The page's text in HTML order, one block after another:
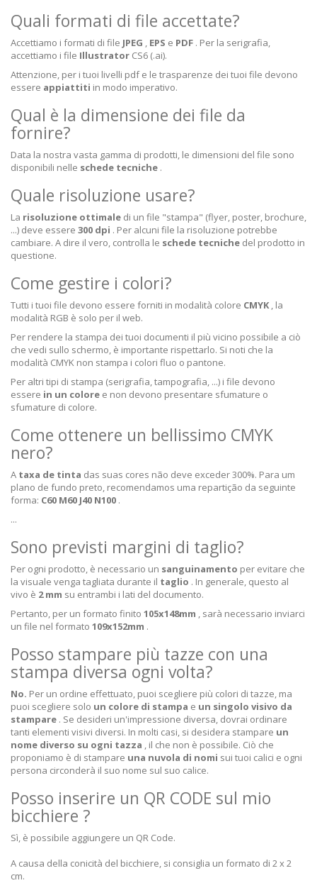
Quali formati di file accettate?
Accettiamo i formati di file JPEG EPS e PDF . Per la serigrafia,
accettiamo i file Illustrator CS6 (.ai).
Attenzione, per i tuoi livelli pdf e le trasparenze dei tuoi file devono
essere appiattiti in modo imperativo.
Qual è la dimensione dei file da
fornire?
Data la nostra vasta gamma di prodotti, le dimensioni del file sono
disponibili nelle schede tecniche .
Quale risoluzione usare?
La risoluzione ottimale di un file "stampa" (flyer, poster, brochure,
...) deve essere 300 dpi . Per alcuni file la risoluzione potrebbe
cambiare. A dire il vero, controlla le schede tecniche del prodotto in
questione.
Come gestire i colori?
Tutti i tuoi file devono essere forniti in modalità colore CMYK , la
modalità RGB è solo per il web.
Per rendere la stampa dei tuoi documenti il più vicino possibile a ciò
che vedi sullo schermo, è importante rispettarlo. Si noti che la
modalità CMYK non stampa i colori fluo o pantone.
Per altri tipi di stampa (serigrafia, tampografia, ...) i file devono
essere in un colore e non devono presentare sfumature o
sfumature di colore.
Come ottenere un bellissimo CMYK
nero?
A taxa de tinta das suas cores não deve exceder 300%. Para um
plano de fundo preto, recomendamos uma repartição da seguinte
forma: C60 M60 J40 N100 .
...
Sono previsti margini di taglio?
Per ogni prodotto, è necessario un sanguinamento per evitare che
la visuale venga tagliata durante il taglio . In generale, questo al
vivo è 2 mm su entrambi i lati del documento.
Pertanto, per un formato finito 105x148mm
, sarà necessario inviarci
un file nel formato 109x152mm .
Posso stampare più tazze con una
stampa diversa ogni volta?
No. Per un ordine effettuato, puoi scegliere più colori di tazze, ma
puoi scegliere solo un colore di stampa e un singolo visivo da
stampare . Se desideri un'impressione diversa, dovrai ordinare
tanti elementi visivi diversi. In molti casi, si desidera stampare un
nome diverso su ogni tazza
, il che non è possibile. Ciò che
proponiamo è di stampare una nuvola di nomi sui tuoi calici e ogni
persona circonderà il suo nome sul suo calice.
Posso inserire un QR CODE sul mio
bicchiere ?
Sì, è possibile aggiungere un QR Code.
A causa della conicità del bicchiere, si consiglia un formato di 2 x 2
cm.